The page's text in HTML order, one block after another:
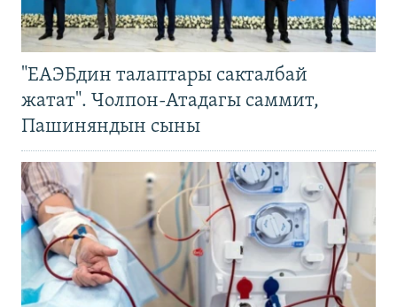
"ЕАЭБдин талаптары сакталбай
жатат". Чолпон-Атадагы саммит,
Пашиняндын сыны